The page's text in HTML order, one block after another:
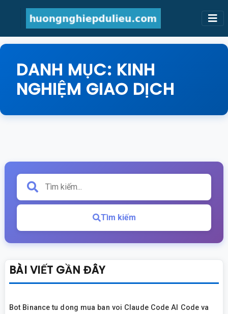
DANH MỤC: KINH
NGHIỆM GIAO DỊCH
Tìm kiếm
BÀI VIẾT GẦN ĐÂY
Bot Binance tu dong mua ban voi Claude Code AI Code va